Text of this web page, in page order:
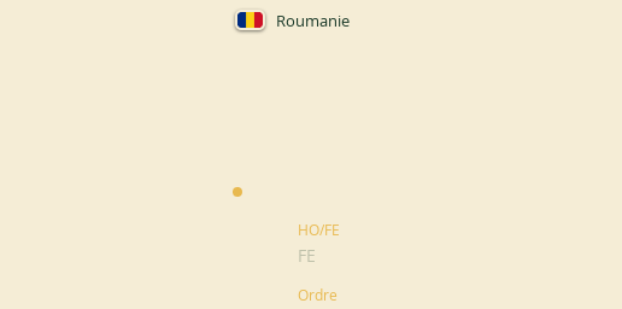
Roumanie
HO/FE
FE
Ordre